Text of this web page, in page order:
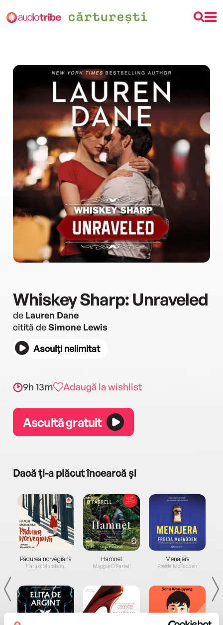
Whiskey Sharp: Unraveled
de Lauren Dane
citită deSimone Lewis
Asculți nelimitat
9h 13m Adaugă la wishlist
Ascultă gratuit
Dacă ți-a plăcut încearcă și
Pădurea norvegiană
Haruki Murakami
Hamnet
Maggie O'Farrell
Menajera
Freida McFadden